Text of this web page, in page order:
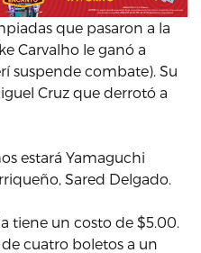
que pasaron a la
Carvalho le ganó a
suspende combate). Su
Cruz que derrotó a
estará Yamaguchi
Sared Delgado.
tiene un costo de $5.00.
cuatro boletos a un